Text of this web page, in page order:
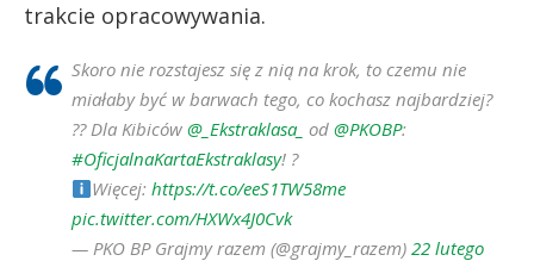
trakcie opracowywania.
Skoro nie rozstajesz się z nią na krok, to czemu nie
miałaby być w barwach tego, co kochasz najbardziej?
?? Dla Kibiców @_Ekstraklasa_ od @PKOBP:
#OficjalnaKartaEkstraklasy! ?
Więcej:https://t.co/eeS1TW58me
pic.twitter.com/HXWx4J0Cvk
— PKO BP Grajmy razem (@grajmy_razem) 22 lutego